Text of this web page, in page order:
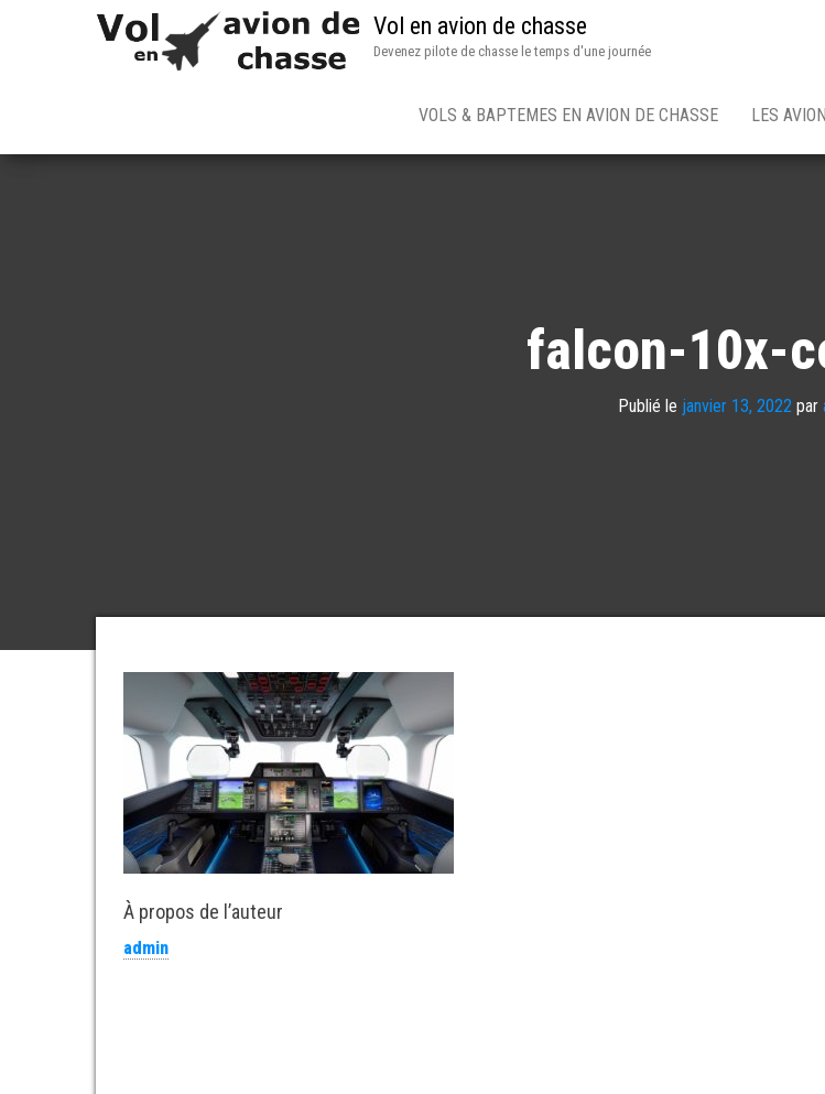
Vol en avion de chasse
Devenez pilote de chasse le temps d'une journée
VOLS & BAPTEMES EN AVION DE CHASSE LES
falcon-10x-
Publié le janvier 13, 2022 par
À propos de l’auteur
admin